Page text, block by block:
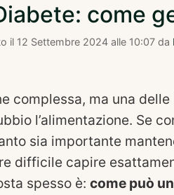
come
il 12 Settembre 2024 alle 10:07 da
complessa, ma una
l’alimentazione. Se
sia importante
difficile capire
spesso è: come può